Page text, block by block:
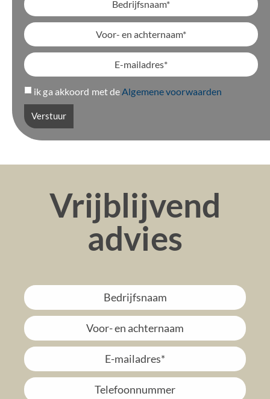
ik ga akkoord met deAlgemene voorwaarden
Verstuur
Vrijblijvend
advies